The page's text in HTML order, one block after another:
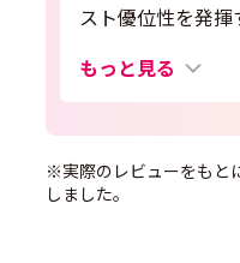
スト優位性を発
もっと見る
※実際のレビューをもと
しました。